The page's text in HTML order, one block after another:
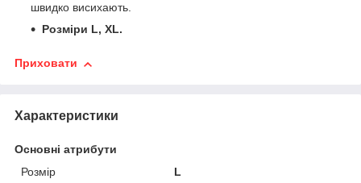
швидко висихають.
Розміри L, XL.
Приховати
Характеристики
Основні атрибути
Розмір
L